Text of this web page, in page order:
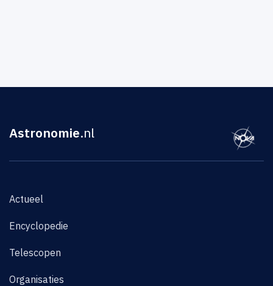
Astronomie.nl
Actueel
Encyclopedie
Telescopen
Organisaties